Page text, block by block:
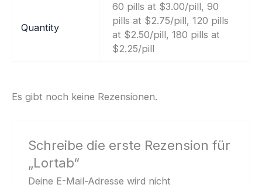
Quantity
60 pills at $3.00/pill, 90
pills at $2.75/pill, 120 pills
at $2.50/pill, 180 pills at
$2.25/pill
Es gibt noch keine Rezensionen.
Schreibe die erste Rezension für
„Lortab“
Deine E-Mail-Adresse wird nicht